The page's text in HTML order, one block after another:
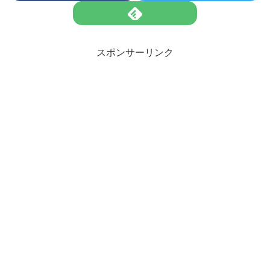
スポンサーリンク